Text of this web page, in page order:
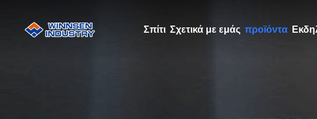
Σπίτι Σχετικά με εμάς προϊόντα